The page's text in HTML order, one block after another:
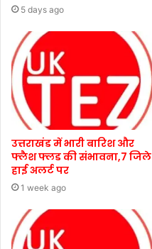
5 days ago
उत्तराखंड में भारी बारिश और
फ्लैश फ्लड की संभावना,7 जिले
हाई अलर्ट पर
1 week ago